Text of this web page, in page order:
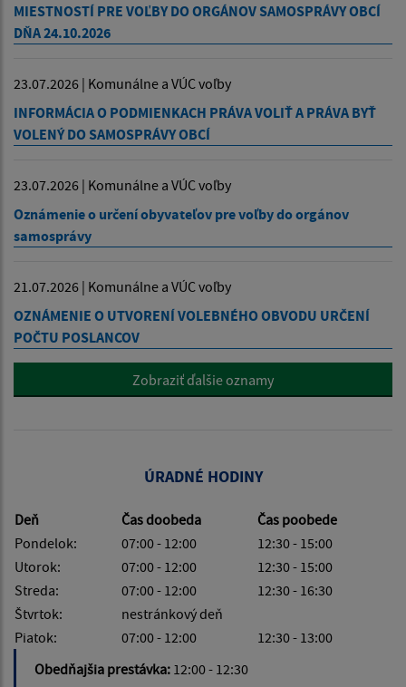
MIESTNOSTÍ PRE VOĽBY DO ORGÁNOV SAMOSPRÁVY OBCÍ
DŇA 24.10.2026
23.07.2026 | Komunálne a VÚC voľby
INFORMÁCIA O PODMIENKACH PRÁVA VOLIŤ A PRÁVA BYŤ
VOLENÝ DO SAMOSPRÁVY OBCÍ
23.07.2026 | Komunálne a VÚC voľby
Oznámenie o určení obyvateľov pre voľby do orgánov
samosprávy
21.07.2026 | Komunálne a VÚC voľby
OZNÁMENIE O UTVORENÍ VOLEBNÉHO OBVODU URČENÍ
POČTU POSLANCOV
Zobraziť ďalšie oznamy
ÚRADNÉ HODINY
Deň Čas doobeda
Čas poobede
Pondelok:
07:00 - 12:00
12:30 - 15:00
Utorok:
07:00 - 12:00
12:30 - 15:00
Streda:
07:00 - 12:00
12:30 - 16:30
Štvrtok:
nestránkový deň
Piatok:
07:00 - 12:00
12:30 - 13:00
Obedňajšia prestávka: 12:00 - 12:30